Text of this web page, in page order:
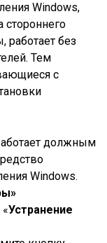
Windows,
работает без
Тем
с
должным
Windows.
Устранение